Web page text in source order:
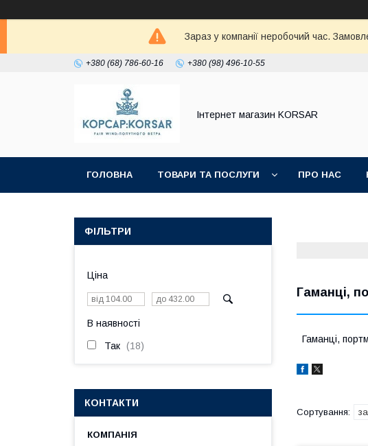
Зараз у компанії неробочий час.
+380 (68) 786-60-16 +380 (98) 496-10-55
Iнтернет магазин KORSAR
ГОЛОВНА ТОВАРИ ТА ПОСЛУГИ ПРО НАС
Гаманці,
Гаманці,
ФІЛЬТРИ
Ціна
В наявності
Так 18
КОНТАКТИ